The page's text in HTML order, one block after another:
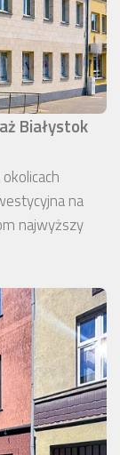
Białystok
na
najwyższy